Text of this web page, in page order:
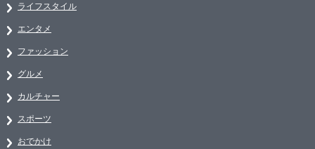
ライフスタイル
エンタメ
ファッション
グルメ
カルチャー
スポーツ
おでかけ